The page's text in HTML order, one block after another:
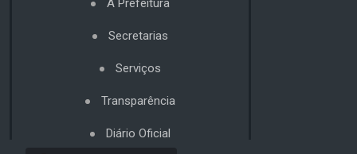
A Prefeitura
Secretarias
Serviços
Transparência
Diário Oficial